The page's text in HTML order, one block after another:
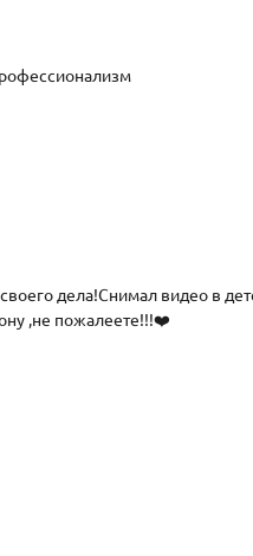
дела!Снимал видео в
,не пожалеете!!!❤️